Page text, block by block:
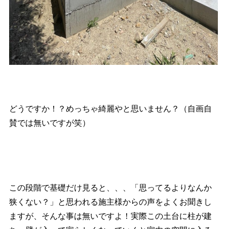
どうですか！？めっちゃ綺麗やと思いません？（自画自
賛では無いですが笑）
この段階で基礎だけ見ると、、、「思ってるよりなんか
狭くない？」と思われる施主様からの声をよくお聞きし
ますが、そんな事は無いですよ！実際この土台に柱が建